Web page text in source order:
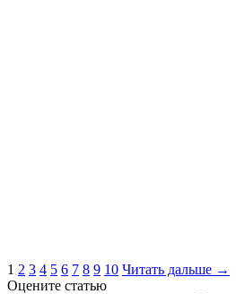
1 2 3 4 5 6 7 8 9 10 Читать дальше →
Оцените статью